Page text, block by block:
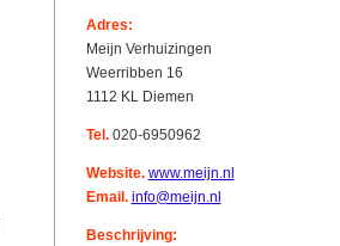
Adres:
Meijn Verhuizingen
Weerribben 16
1112 KL Diemen
Tel.020-6950962
Website. www.meijn.nl
Email. info@meijn.nl
Beschrijving: